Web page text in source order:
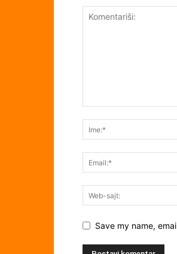
Save my name,